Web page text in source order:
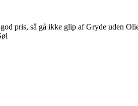
pris, så gå ikke glip af Gryde uden